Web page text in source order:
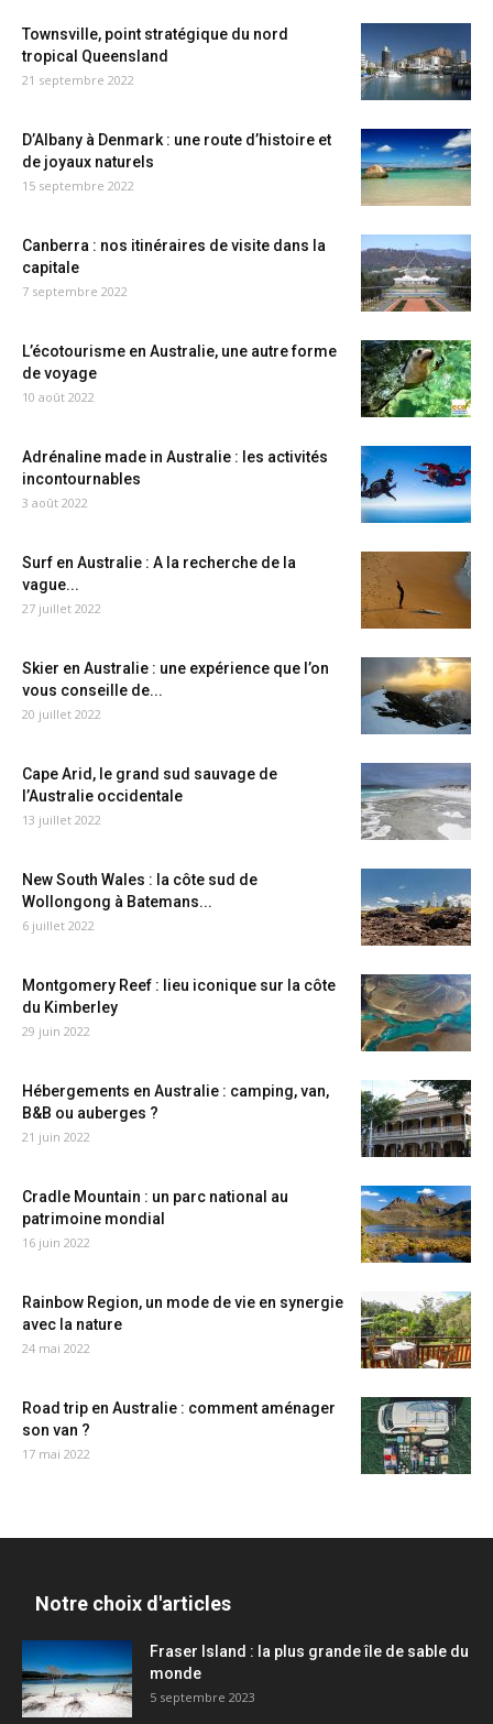
Townsville, point stratégique du nord
tropical Queensland
21 septembre 2022
D’Albany à Denmark : une route d’histoire et
de joyaux naturels
15 septembre 2022
Canberra : nos itinéraires de visite dans la
capitale
7 septembre 2022
L’écotourisme en Australie, une autre forme
de voyage
10 août 2022
Adrénaline made in Australie : les activités
incontournables
3 août 2022
Surf en Australie : A la recherche de la
vague...
27 juillet 2022
Skier en Australie : une expérience que l’on
vous conseille de...
20 juillet 2022
Cape Arid, le grand sud sauvage de
l’Australie occidentale
13 juillet 2022
New South Wales : la côte sud de
Wollongong à Batemans...
6 juillet 2022
Montgomery Reef : lieu iconique sur la côte
du Kimberley
29 juin 2022
Hébergements en Australie : camping, van,
B&B ou auberges ?
21 juin 2022
Cradle Mountain : un parc national au
patrimoine mondial
16 juin 2022
Rainbow Region, un mode de vie en synergie
avec la nature
24 mai 2022
Road trip en Australie : comment aménager
son van ?
17 mai 2022
Notre choix d'articles
Fraser Island : la plus grande île de sable du
monde
5 septembre 2023